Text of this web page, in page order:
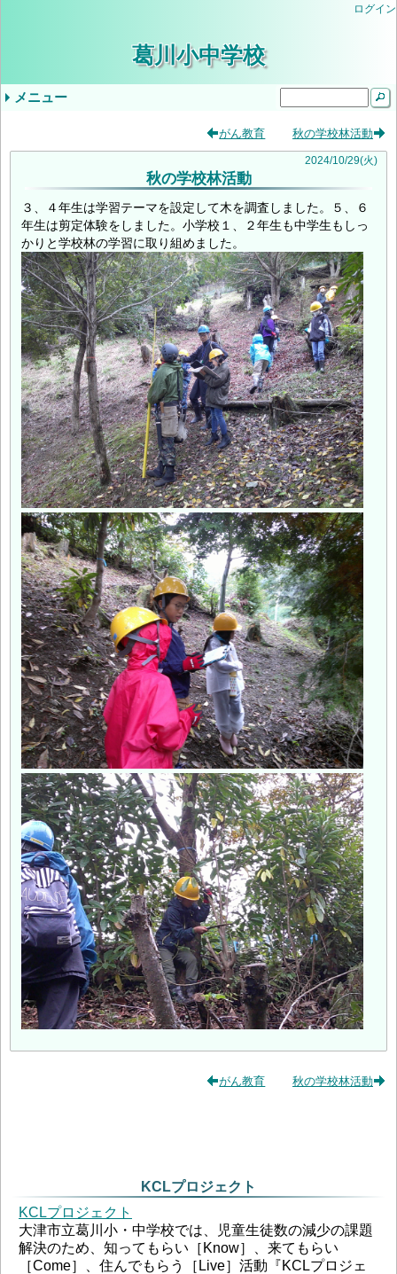
ログイン
葛川小中学校
メニュー
学校生活
いじめ防止基本方針（中学校）
年間行事予定
令和8年度年間行事予定
気象警報発表時/災害発生時の臨時休業等の判
9月5日（金）の授業について
学校評価
令和6年度学校評価
令和7年度学校評価
当サイトについて
入学を希望されるみなさま
学校公開の実施について（ご案内）
教育しが
第２回学校公開日（R9入学希望者向）
交通安全教室
逃走歩中
プール学習
すくすく算数
志賀お話の会
小学３・４年やまのこ学習・中学1年ふるさと
すくすく算数
創立記念授業
紅葉祭
小学校 (30)
中学校 (98)
葛川小中日記 (94)
年間計画 (2)
いじめ防止基本方針 (1)
地域 (7)
PTA (3)
お知らせ (7)
入学式 (3)
給食 (2)
(none) (157)
がん教育 秋の学校林活動
2024/10/29(火)
秋の学校林活動
３、４年生は学習テーマを設定して木を調査しました。５、６
年生は剪定体験をしました。小学校１、２年生も中学生もしっ
かりと学校林の学習に取り組めました。
がん教育 秋の学校林活動
KCLプロジェクト
KCLプロジェクト
大津市立葛川小・中学校では、児童生徒数の減少の課題
解決のため、知ってもらい［Know］、来てもらい
［Come］、住んでもらう［Live］活動『KCLプロジェ